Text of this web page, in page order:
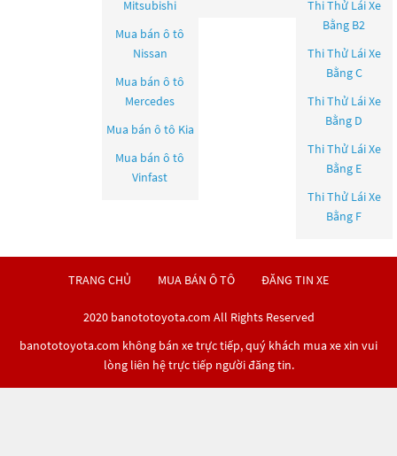
Mitsubishi
Mua bán ô tô
Nissan
Mua bán ô tô
Mercedes
Mua bán ô tô Kia
Mua bán ô tô
Vinfast
Thi Thử Lái Xe
Bằng B2
Thi Thử Lái Xe
Bằng C
Thi Thử Lái Xe
Bằng D
Thi Thử Lái Xe
Bằng E
Thi Thử Lái Xe
Bằng F
TRANG CHỦ MUA BÁN Ô TÔ ĐĂNG TIN XE
2020 banototoyota.com All Rights Reserved
banototoyota.com không bán xe trực tiếp, quý khách mua xe xin vui
lòng liên hệ trực tiếp người đăng tin.